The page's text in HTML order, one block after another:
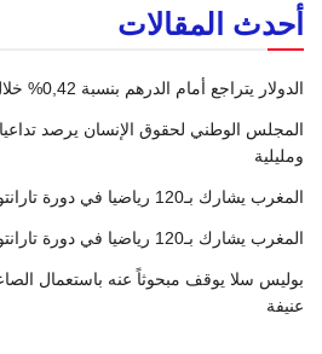
أحدث المقالات
الدولار يتراجع أمام الدرهم بنسبة 0,42% خلال أسبوع
المجلس الوطني لحقوق الإنسان يرصد
ومليلية
المغرب يشارك بـ120 رياضيا في دورة تارانتو 2026
المغرب يشارك بـ120 رياضيا في دورة تارانتو 2026
بوليس سلا يوقف مبحوثاً عنه باستعمال
عنيفة